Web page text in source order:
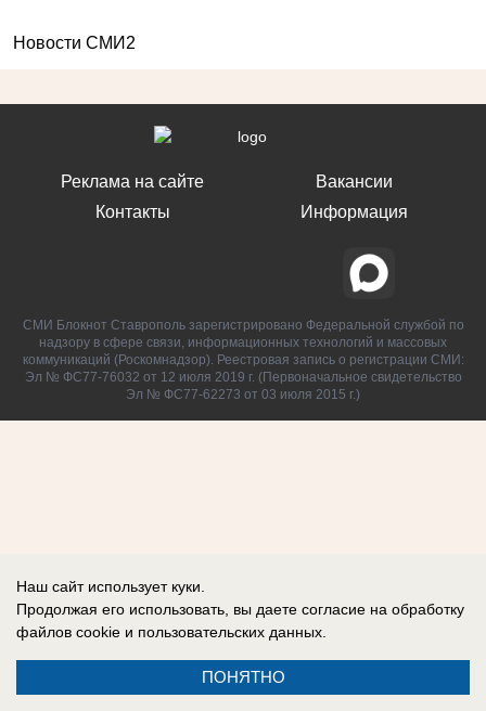
Новости СМИ2
Реклама на сайте
Контакты
Вакансии
Информация
СМИ Блокнот Ставрополь зарегистрировано Федеральной службой по
надзору в сфере связи, информационных технологий и массовых
коммуникаций (Роскомнадзор). Реестровая запись о регистрации СМИ:
Эл № ФС77-76032 от 12 июля 2019 г. (Первоначальное свидетельство
Эл № ФС77-62273 от 03 июля 2015 г.)
Наш сайт использует куки.
Продолжая его использовать, вы даете согласие на обработку
файлов cookie и пользовательских данных.
ПОНЯТНО